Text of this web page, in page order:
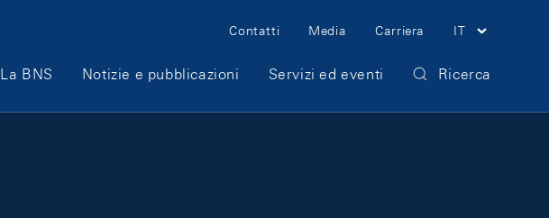
Meta Navigation
Contatti Media Carriera IT
Main Navigation
La BNS Notizie e pubblicazioni Servizi ed eventi Ricerca